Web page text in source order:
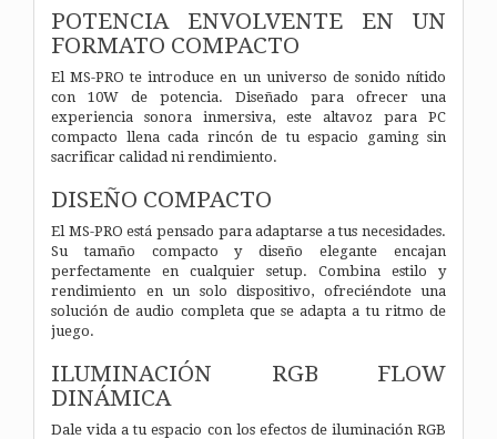
POTENCIA ENVOLVENTE EN UN
FORMATO COMPACTO
El MS-PRO te introduce en un universo de sonido nítido
con 10W de potencia. Diseñado para ofrecer una
experiencia sonora inmersiva, este altavoz para PC
compacto llena cada rincón de tu espacio gaming sin
sacrificar calidad ni rendimiento.
DISEÑO COMPACTO
El MS-PRO está pensado para adaptarse a tus necesidades.
Su tamaño compacto y diseño elegante encajan
perfectamente en cualquier setup. Combina estilo y
rendimiento en un solo dispositivo, ofreciéndote una
solución de audio completa que se adapta a tu ritmo de
juego.
ILUMINACIÓN RGB FLOW
DINÁMICA
Dale vida a tu espacio con los efectos de iluminación RGB